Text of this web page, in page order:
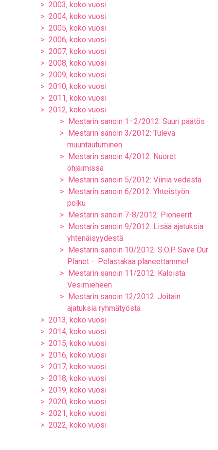
2003, koko vuosi
2004, koko vuosi
2005, koko vuosi
2006, koko vuosi
2007, koko vuosi
2008, koko vuosi
2009, koko vuosi
2010, koko vuosi
2011, koko vuosi
2012, koko vuosi
Mestarin sanoin 1–2/2012: Suuri päätös
Mestarin sanoin 3/2012: Tuleva
muuntautuminen
Mestarin sanoin 4/2012: Nuoret
ohjaimissa
Mestarin sanoin 5/2012: Viiniä vedestä
Mestarin sanoin 6/2012: Yhteistyön
polku
Mestarin sanoin 7-8/2012: Pioneerit
Mestarin sanoin 9/2012: Lisää ajatuksia
yhtenäisyydestä
Mestarin sanoin 10/2012: S.O.P. Save Our
Planet – Pelastakaa planeettamme!
Mestarin sanoin 11/2012: Kaloista
Vesimieheen
Mestarin sanoin 12/2012: Joitain
ajatuksia ryhmätyöstä
2013, koko vuosi
2014, koko vuosi
2015, koko vuosi
2016, koko vuosi
2017, koko vuosi
2018, koko vuosi
2019, koko vuosi
2020, koko vuosi
2021, koko vuosi
2022, koko vuosi